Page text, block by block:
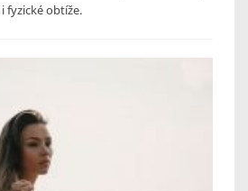
fyzické obtíže.